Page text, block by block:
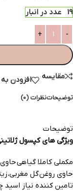
19 عدد در انبار
مقایسه افزودن
توضیحاتنظرات (0)
توضیحات
ویژگی های کپسول
مکملی کاملا گیاهی حاوی
حاوی روغن گل مغربی،
تامین کننده نیاز